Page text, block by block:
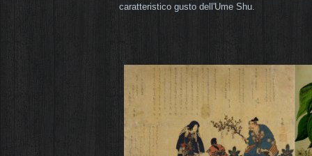
caratteristico gusto dell'Ume Shu.